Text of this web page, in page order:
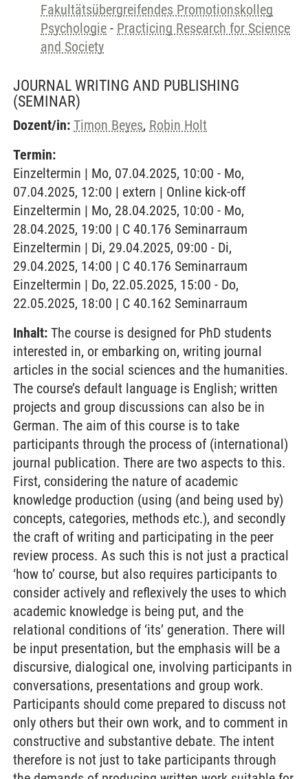
Fakultätsübergreifendes Promotionskolleg
Psychologie - Practicing Research for Science
and Society
JOURNAL WRITING AND PUBLISHING
(SEMINAR)
Dozent/in: Timon Beyes, Robin Holt
Termin:
Einzeltermin | Mo, 07.04.2025, 10:00 - Mo,
07.04.2025, 12:00 | extern | Online kick-off
Einzeltermin | Mo, 28.04.2025, 10:00 - Mo,
28.04.2025, 19:00 | C 40.176 Seminarraum
Einzeltermin | Di, 29.04.2025, 09:00 - Di,
29.04.2025, 14:00 | C 40.176 Seminarraum
Einzeltermin | Do, 22.05.2025, 15:00 - Do,
22.05.2025, 18:00 | C 40.162 Seminarraum
Inhalt: The course is designed for PhD students
interested in, or embarking on, writing journal
articles in the social sciences and the humanities.
The course’s default language is English; written
projects and group discussions can also be in
German. The aim of this course is to take
participants through the process of (international)
journal publication. There are two aspects to this.
First, considering the nature of academic
knowledge production (using (and being used by)
concepts, categories, methods etc.), and secondly
the craft of writing and participating in the peer
review process. As such this is not just a practical
‘how to’ course, but also requires participants to
consider actively and reflexively the uses to which
academic knowledge is being put, and the
relational conditions of ‘its’ generation. There will
be input presentation, but the emphasis will be a
discursive, dialogical one, involving participants in
conversations, presentations and group work.
Participants should come prepared to discuss not
only others but their own work, and to comment in
constructive and substantive debate. The intent
therefore is not just to take participants through